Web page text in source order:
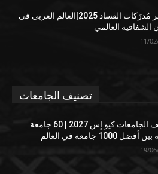
مؤشر مُدرَكات الفساد 2025|العالم العربي في
الشفافية العالمي
11/
تصنيف الجامعات
تصنيف الجامعات كيو إس 2027 | 60 جامعة
1000 جامعة في العالم
19/